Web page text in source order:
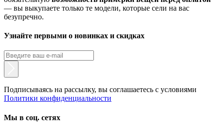
— вы выкупаете только те модели, которые сели на вас
безупречно.
Узнайте первыми о новинках и скидках
Подписываясь на рассылку, вы соглашаетесь с условиями
Политики конфиденциальности
Мы в соц. сетях